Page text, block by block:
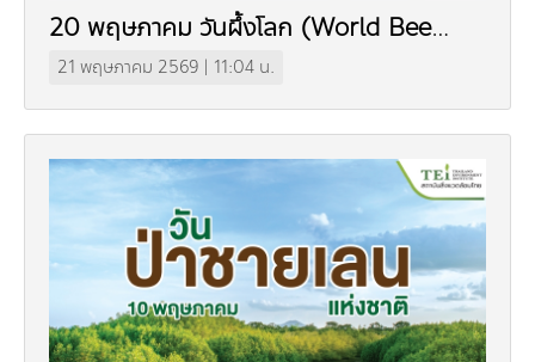
20 พฤษภาคม วันผึ้งโลก (World Bee
Day)
21 พฤษภาคม 2569 | 11:04 น.